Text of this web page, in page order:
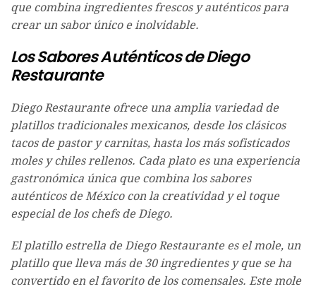
que combina ingredientes frescos y auténticos para
crear un sabor único e inolvidable.
Los Sabores Auténticos de Diego
Restaurante
Diego Restaurante ofrece una amplia variedad de
platillos tradicionales mexicanos, desde los clásicos
tacos de pastor y carnitas, hasta los más sofisticados
moles y chiles rellenos. Cada plato es una experiencia
gastronómica única que combina los sabores
auténticos de México con la creatividad y el toque
especial de los chefs de Diego.
El platillo estrella de Diego Restaurante es el mole, un
platillo que lleva más de 30 ingredientes y que se ha
convertido en el favorito de los comensales. Este mole